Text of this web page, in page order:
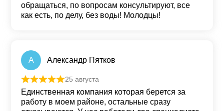
обращаться, по вопросам консультируют, все
как есть, по делу, без воды! Молодцы!
А Александр Пятков
Оценка из 5
25 августа
Единственная компания которая берется за
работу в моем районе, остальные сразу